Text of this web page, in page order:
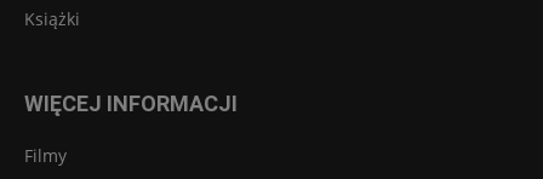
Książki
WIĘCEJ INFORMACJI
Filmy